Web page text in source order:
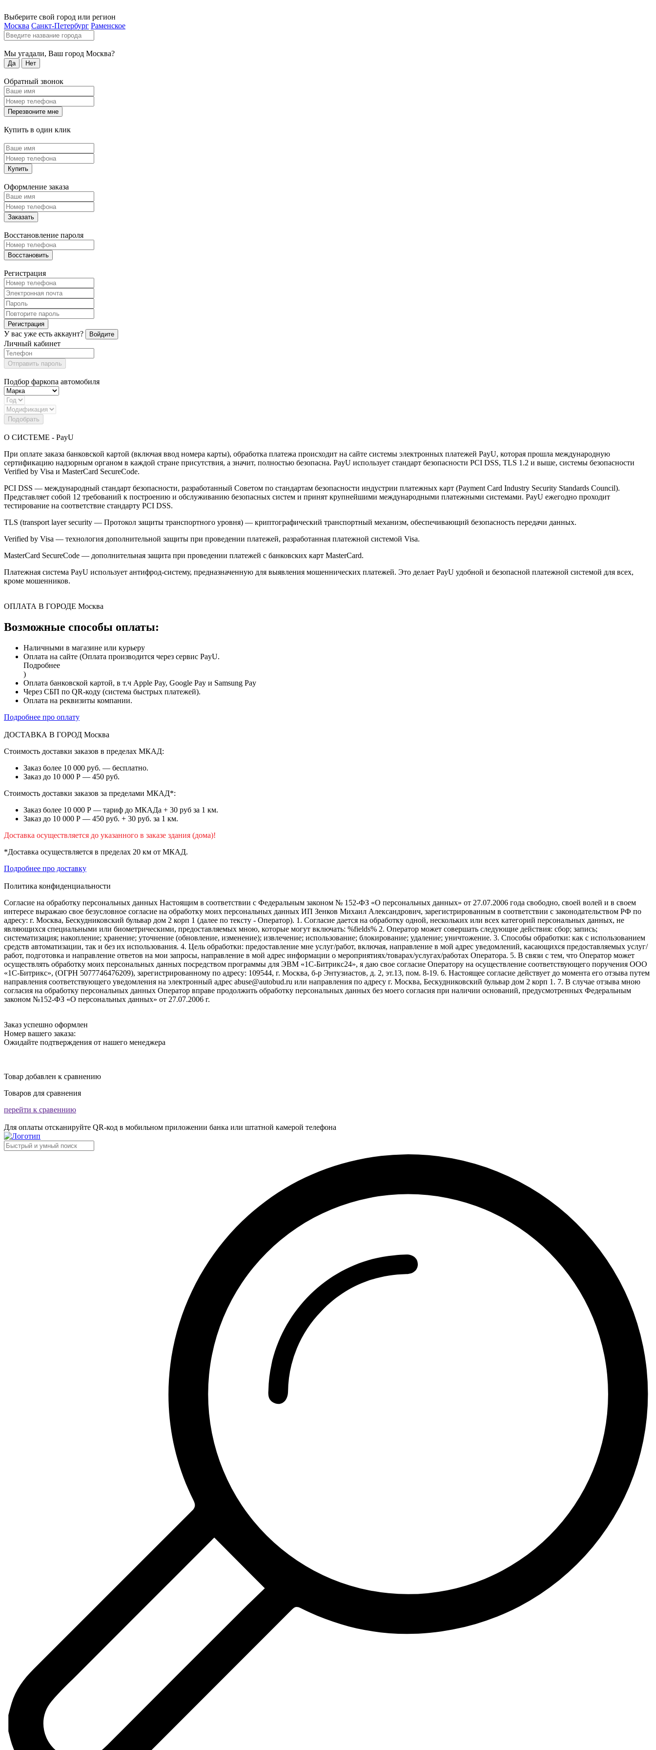
Выберите свой город или регион
Москва Санкт-Петербург Раменское
Мы угадали, Ваш город Москва?
Да Нет
Обратный звонок
Перезвоните мне
Купить в один клик
Купить
Оформление заказа
Заказать
Восстановление пароля
Восстановить
Регистрация
Регистрация
У вас уже есть аккаунт? Войдите
Личный кабинет
Отправить пароль
Подбор фаркопа автомобиля
Подобрать
О СИСТЕМЕ - PayU
При оплате заказа банковской картой (включая ввод номера карты), обработка платежа происходит на сайте системы электронных платежей PayU, которая прошла международную
сертификацию надзорным органом в каждой стране присутствия, а значит, полностью безопасна. PayU использует стандарт безопасности PCI DSS, TLS 1.2 и выше, системы безопасности
Verified by Visa и MasterCard SecureCode.
PCI DSS — международный стандарт безопасности, разработанный Советом по стандартам безопасности индустрии платежных карт (Payment Card Industry Security Standards Council).
Представляет собой 12 требований к построению и обслуживанию безопасных систем и принят крупнейшими международными платежными системами. PayU ежегодно проходит
тестирование на соответствие стандарту PCI DSS.
TLS (transport layer security — Протокол защиты транспортного уровня) — криптографический транспортный механизм, обеспечивающий безопасность передачи данных.
Verified by Visa — технология дополнительной защиты при проведении платежей, разработанная платежной системой Visa.
MasterCard SecureCode — дополнительная защита при проведении платежей с банковских карт MasterCard.
Платежная система PayU использует антифрод-систему, предназначенную для выявления мошеннических платежей. Это делает PayU удобной и безопасной платежной системой для всех,
кроме мошенников.
ОПЛАТА В ГОРОДЕ Москва
Возможные способы оплаты:
Наличными в магазине или курьеру
Оплата на сайте (Оплата производится через сервис PayU.
Подробнее
)
Оплата банковской картой, в т.ч Apple Pay, Google Pay и Samsung Pay
Через СБП по QR-коду (система быстрых платежей).
Оплата на реквизиты компании.
Подробнее про оплату
ДОСТАВКА В ГОРОД Москва
Стоимость доставки заказов в пределах МКАД:
Заказ более 10 000 руб. — бесплатно.
Заказ до 10 000 Р — 450 руб.
Стоимость доставки заказов за пределами МКАД*:
Заказ более 10 000 Р — тариф до МКАДа + 30 руб за 1 км.
Заказ до 10 000 Р — 450 руб. + 30 руб. за 1 км.
Доставка осуществляется до указанного в заказе здания (дома)!
*Доставка осуществляется в пределах 20 км от МКАД.
Подробнее про доставку
Политика конфиденциальности
Согласие на обработку персональных данных Настоящим в соответствии с Федеральным законом № 152-ФЗ «О персональных данных» от 27.07.2006 года свободно, своей волей и в своем
интересе выражаю свое безусловное согласие на обработку моих персональных данных ИП Зенков Михаил Александрович, зарегистрированным в соответствии с законодательством РФ по
адресу: г. Москва, Бескудниковский бульвар дом 2 корп 1 (далее по тексту - Оператор). 1. Согласие дается на обработку одной, нескольких или всех категорий персональных данных, не
являющихся специальными или биометрическими, предоставляемых мною, которые могут включать: %fields% 2. Оператор может совершать следующие действия: сбор; запись;
систематизация; накопление; хранение; уточнение (обновление, изменение); извлечение; использование; блокирование; удаление; уничтожение. 3. Способы обработки: как с использованием
средств автоматизации, так и без их использования. 4. Цель обработки: предоставление мне услуг/работ, включая, направление в мой адрес уведомлений, касающихся предоставляемых услуг/
работ, подготовка и направление ответов на мои запросы, направление в мой адрес информации о мероприятиях/товарах/услугах/работах Оператора. 5. В связи с тем, что Оператор может
осуществлять обработку моих персональных данных посредством программы для ЭВМ «1С-Битрикс24», я даю свое согласие Оператору на осуществление соответствующего поручения ООО
«1С-Битрикс», (ОГРН 5077746476209), зарегистрированному по адресу: 109544, г. Москва, б-р Энтузиастов, д. 2, эт.13, пом. 8-19. 6. Настоящее согласие действует до момента его отзыва путем
направления соответствующего уведомления на электронный адрес abuse@autobud.ru или направления по адресу г. Москва, Бескудниковский бульвар дом 2 корп 1. 7. В случае отзыва мною
согласия на обработку персональных данных Оператор вправе продолжить обработку персональных данных без моего согласия при наличии оснований, предусмотренных Федеральным
законом №152-ФЗ «О персональных данных» от 27.07.2006 г.
Заказ успешно оформлен
Номер вашего заказа:
Ожидайте подтверждения от нашего менеджера
Товар добавлен к сравнению
Товаров для сравнения
перейти к сравеннию
Для оплаты отсканируйте QR-код в мобильном приложении банка или штатной камерой телефона